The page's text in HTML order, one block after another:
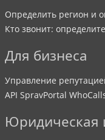
Определить регион и
Кто звонит:
Для бизнеса
Управление
API SpravPortal
Юридическая